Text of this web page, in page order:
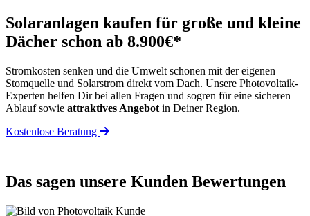
Solaranlagen kaufen für große und kleine
Dächer schon ab 8.900€*
Stromkosten senken und die Umwelt schonen mit der eigenen
Stomquelle und Solarstrom direkt vom Dach. Unsere Photovoltaik-
Experten helfen Dir bei allen Fragen und sogren für eine sicheren
Ablauf sowie attraktives Angebot in Deiner Region.
Kostenlose Beratung
Das sagen unsere Kunden Bewertungen